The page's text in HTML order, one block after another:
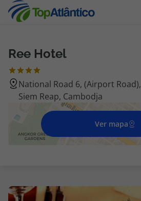
Destinos
Voos
Hotéis
Voos + Hotel
Disneyland ® Paris
Ree Hotel
National Road 6, (Airport
Siem Reap, Cambodja
Ver mapa